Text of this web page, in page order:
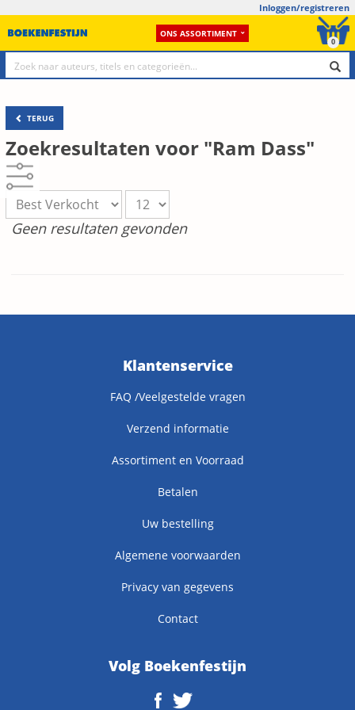
Inloggen/registreren
ONS ASSORTIMENT
0
TERUG
Zoekresultaten voor "Ram Dass"
Geen resultaten gevonden
Klantenservice
FAQ /Veelgestelde vragen
Verzend informatie
Assortiment en Voorraad
Betalen
Uw bestelling
Algemene voorwaarden
Privacy van gegevens
Contact
Volg Boekenfestijn